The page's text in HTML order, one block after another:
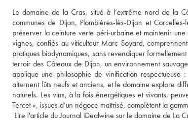
Le domaine de la Cras, situé à l’extrême nord de la
communes de Dijon, Plombières-lès-Dijon et
préserver la ceinture verte péri-urbaine et maintenir
vignes, confiés au viticulteur Marc Soyard,
pratiques biodynamiques, sans revendiquer
terroir des Côteaux de Dijon, un environnement
applique une philosophie de vinification
alternent fûts neufs et anciens, et le domaine explore
naturels. Les vins, à la fois énergétiques et vivants,
Tercet », issues d’un négoce maîtrisé, complètent la
Lire l'article du Journal iDealwine sur le domaine de La